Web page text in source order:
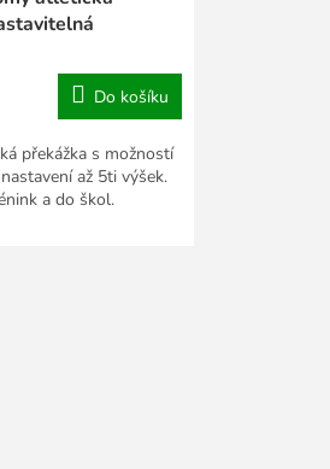
Do košíku
překážka s možností
až 5ti výšek.
a do škol.